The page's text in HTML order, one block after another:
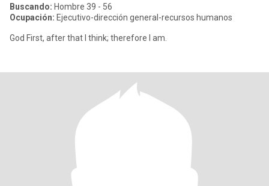
Buscando: Hombre 39 - 56
Ocupación: Ejecutivo-dirección general-recursos humanos
God First, after that I think; therefore I am.